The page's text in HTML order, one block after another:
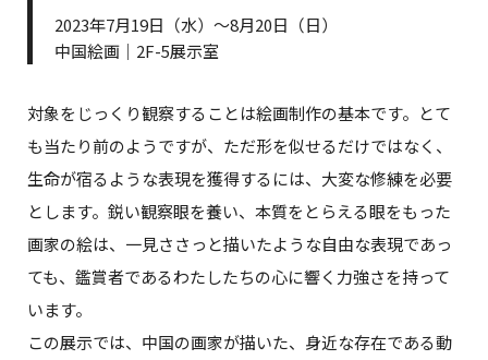
2023年7月19日（水）～8月20日（日）
中国絵画｜2F-5展示室
対象をじっくり観察することは絵画制作の基本です。とて
も当たり前のようですが、ただ形を似せるだけではなく、
生命が宿るような表現を獲得するには、大変な修練を必要
とします。鋭い観察眼を養い、本質をとらえる眼をもった
画家の絵は、一見ささっと描いたような自由な表現であっ
ても、鑑賞者であるわたしたちの心に響く力強さを持って
います。
この展示では、中国の画家が描いた、身近な存在である動